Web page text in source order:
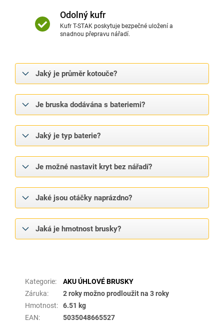
Odolný kufr
Kufr T-STAK poskytuje bezpečné uložení a
snadnou přepravu nářadí.
Jaký je průměr kotouče?
Je bruska dodávána s bateriemi?
Jaký je typ baterie?
Je možné nastavit kryt bez nářadí?
Jaké jsou otáčky naprázdno?
Jaká je hmotnost brusky?
Kategorie:
AKU ÚHLOVÉ BRUSKY
Záruka:
2 roky možno prodloužit na 3 roky
Hmotnost:
6.51 kg
EAN: 5035048665527